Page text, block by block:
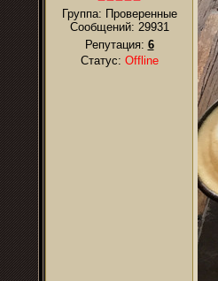
Группа: Проверенные
Сообщений: 29931
Репутация: 6
Статус: Offline